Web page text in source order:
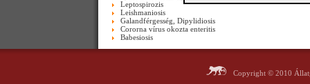
Leptospirozis
Leishmaniosis
Galandférgesség, Dipylidiosis
Cororna vírus okozta enteritis
Babesiosis
Copyright © 2010